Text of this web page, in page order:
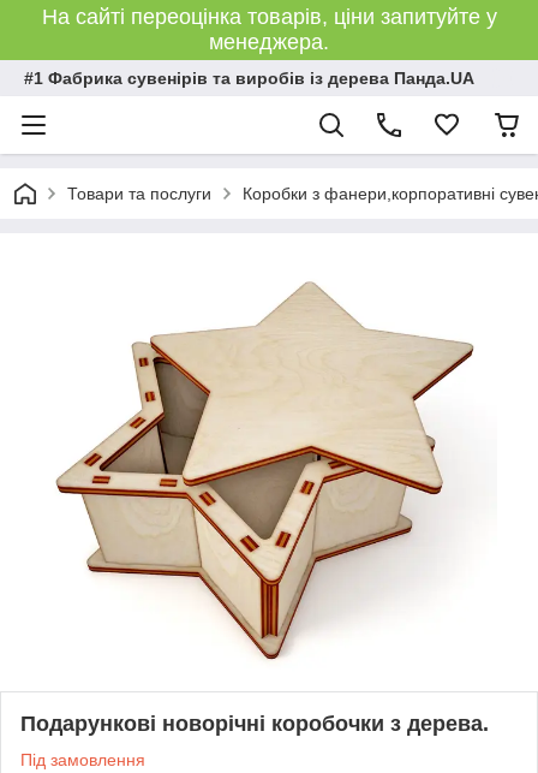
На сайті переоцінка товарів, ціни запитуйте у
менеджера.
#1 Фабрика сувенірів та виробів із дерева Панда.UA
Товари та послуги Коробки з фанери,корпоративні
Подарункові новорічні коробочки з дерева.
Під замовлення